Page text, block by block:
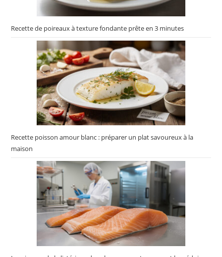
Recette de poireaux à texture fondante prête en 3 minutes
Recette poisson amour blanc : préparer un plat savoureux à la
maison